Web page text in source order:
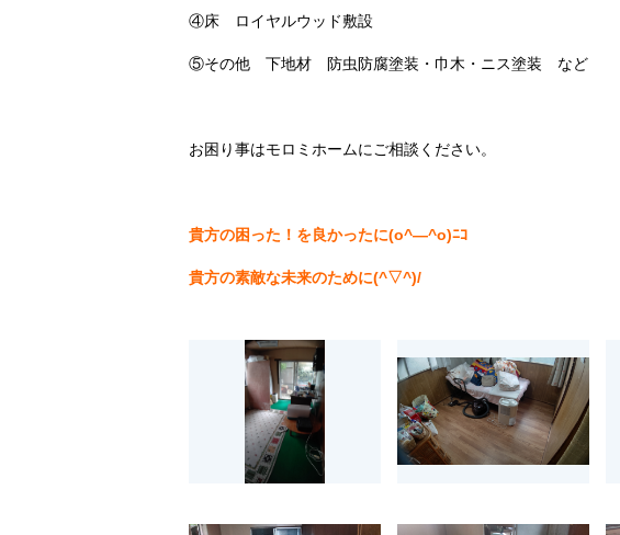
④床 ロイヤルウッド敷設
⑤その他 下地材 防虫防腐塗装・巾木・ニス塗装 など
お困り事はモロミホームにご相談ください。
貴方の困った！を良かったに(o^―^o)ﾆｺ
貴方の素敵な未来のために(^▽^)/